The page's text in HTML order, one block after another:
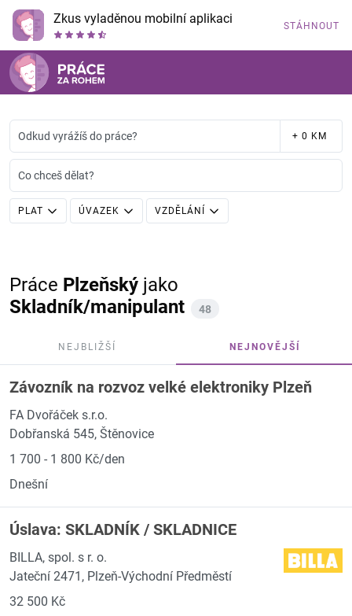
Zkus vyladěnou mobilní aplikaci STÁHNOUT
Odkud vyrážíš do práce? + 0 KM
Co chceš dělat?
PLAT ÚVAZEK VZDĚLÁNÍ
Práce Plzeňský jako
Skladník/manipulant
48
NEJBLIŽŠÍ NEJNOVĚJŠÍ
Závozník na rozvoz velké elektroniky Plzeň
FA Dvořáček s.r.o.
Dobřanská 545, Štěnovice
1 700 - 1 800 Kč/den
Dnešní
Úslava: SKLADNÍK / SKLADNICE
BILLA, spol. s r. o.
Jateční 2471, Plzeň-Východní Předměstí
32 500 Kč